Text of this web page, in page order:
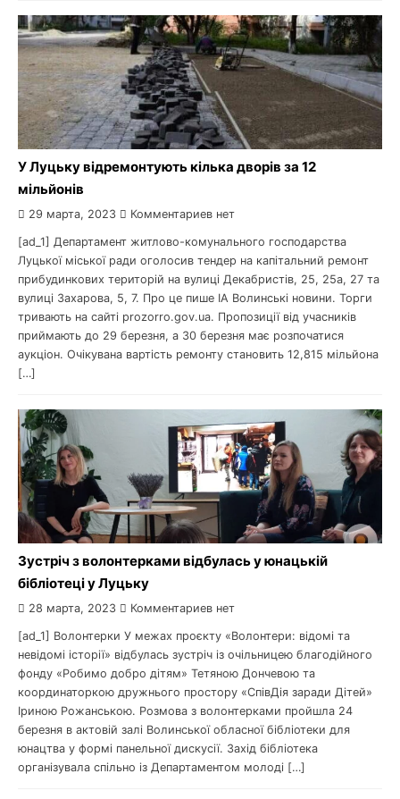
У Луцьку відремонтують кілька дворів за 12
мільйонів
29 марта, 2023 Комментариев нет
[ad_1] Департамент житлово-комунального господарства
Луцької міської ради оголосив тендер на капітальний ремонт
прибудинкових територій на вулиці Декабристів, 25, 25а, 27 та
вулиці Захарова, 5, 7. Про це пише ІА Волинські новини. Торги
тривають на сайті prozorro.gov.ua. Пропозиції від учасників
приймають до 29 березня, а 30 березня має розпочатися
аукціон. Очікувана вартість ремонту становить 12,815 мільйона
[…]
Зустріч з волонтерками відбулась у юнацькій
бібліотеці у Луцьку
28 марта, 2023 Комментариев нет
[ad_1] Волонтерки У межах проєкту «Волонтери: відомі та
невідомі історії» відбулась зустріч із очільницею благодійного
фонду «Робимо добро дітям» Тетяною Дончевою та
координаторкою дружнього простору «СпівДія заради Дітей»
Іриною Рожанською. Розмова з волонтерками пройшла 24
березня в актовій залі Волинської обласної бібліотеки для
юнацтва у формі панельної дискусії. Захід бібліотека
організувала спільно із Департаментом молоді […]